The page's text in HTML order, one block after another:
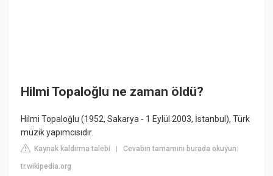
Hilmi Topaloğlu ne zaman öldü?
Hilmi Topaloğlu (1952, Sakarya - 1 Eylül 2003, İstanbul), Türk
müzik yapımcısıdır.
Kaynak kaldırma talebi |Cevabın tamamını burada okuyun:
tr.wikipedia.org